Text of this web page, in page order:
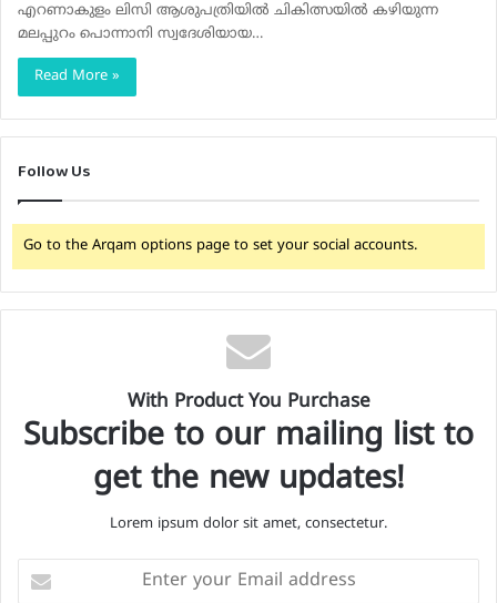
എറണാകുളം ലിസി ആശുപത്രിയില്‍ ചികിത്സയില്‍ കഴിയുന്ന
മലപ്പുറം പൊന്നാനി സ്വദേശിയായ…
Read More »
Follow Us
Go to the Arqam options page to set your social accounts.
With Product You Purchase
Subscribe to our mailing list to
get the new updates!
Lorem ipsum dolor sit amet, consectetur.